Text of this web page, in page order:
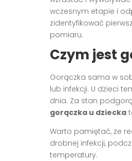
wczesnym etapie i
zidentyfikować
pomiaru.
Czym jest
Gorączka sama w
lub infekcji. U dzieci
dnia. Za stan
gorączka u dziecka
Warto pamiętać, że
drobnej infekcji,
temperatury.